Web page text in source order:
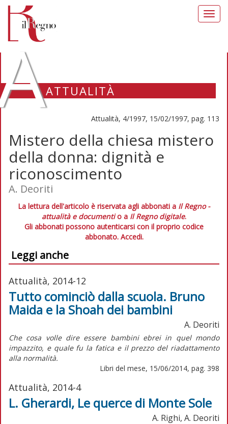
ATTUALITÀ
Attualità, 4/1997, 15/02/1997, pag. 113
Mistero della chiesa mistero
della donna: dignità e
riconoscimento
A. Deoriti
La lettura dell'articolo è riservata agli abbonati a Il Regno -
attualità e documentio a Il Regno digitale.
Gli abbonati possono autenticarsi con il proprio codice
abbonato. Accedi.
Leggi anche
Attualità, 2014-12
Tutto cominciò dalla scuola. Bruno
Maida e la Shoah dei bambini
A. Deoriti
Che cosa volle dire essere bambini ebrei in quel mondo
impazzito, e quale fu la fatica e il prezzo del riadattamento
alla normalità.
Libri del mese, 15/06/2014, pag. 398
Attualità, 2014-4
L. Gherardi, Le querce di Monte Sole
A. Righi, A. Deoriti